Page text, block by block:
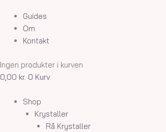
Guides
Om
Kontakt
Ingen produkter i kurven
0,00 kr. 0 Kurv
Shop
Krystaller
Rå Krystaller